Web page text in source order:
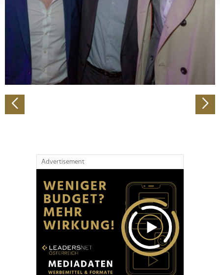
verarbeitet werden, und legen Sie Ihre Präferenzen im
Abschnitt Einzelheiten
fest.
Wir verwenden Cookies, um Inhalte und Anzeigen zu
personalisieren, Funktionen für soziale Medien anbieten
zu können und die Zugriffe auf unsere Website zu
analysieren. Außerdem geben wir Informationen zu Ihrer
Verwendung unserer Website an unsere Partner für
soziale Medien, Werbung und Analysen weiter. Unsere
Partner führen diese Informationen möglicherweise mit
Advertisement